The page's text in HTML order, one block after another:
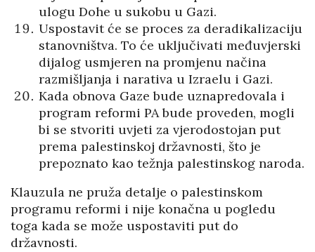
ulogu Dohe u sukobu u Gazi.
Uspostavit će se proces za deradikalizaciju
stanovništva. To će uključivati međuvjerski
dijalog usmjeren na promjenu načina
razmišljanja i narativa u Izraelu i Gazi.
Kada obnova Gaze bude uznapredovala i
program reformi PA bude proveden, mogli
bi se stvoriti uvjeti za vjerodostojan put
prema palestinskoj državnosti, što je
prepoznato kao težnja palestinskog naroda.
Klauzula ne pruža detalje o palestinskom
programu reformi i nije konačna u pogledu
toga kada se može uspostaviti put do
državnosti.